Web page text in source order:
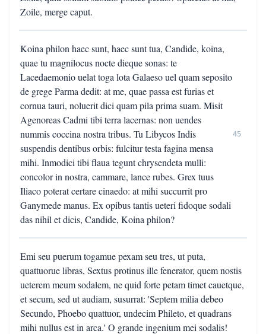
Zoile, merge caput.
Koina philon haec sunt, haec sunt tua, Candide, koina,
quae tu magnilocus nocte dieque sonas: te
Lacedaemonio uelat toga lota Galaeso uel quam seposito
de grege Parma dedit: at me, quae passa est furias et
cornua tauri, noluerit dici quam pila prima suam. Misit
Agenoreas Cadmi tibi terra lacernas: non uendes
nummis coccina nostra tribus. Tu Libycos Indis
suspendis dentibus orbis: fulcitur testa fagina mensa
mihi. Inmodici tibi flaua tegunt chrysendeta mulli:
concolor in nostra, cammare, lance rubes. Grex tuus
Iliaco poterat certare cinaedo: at mihi succurrit pro
Ganymede manus. Ex opibus tantis ueteri fidoque sodali
das nihil et dicis, Candide, Koina philon?
45
Emi seu puerum togamue pexam seu tres, ut puta,
quattuorue libras, Sextus protinus ille fenerator, quem nostis
ueterem meum sodalem, ne quid forte petam timet cauetque,
et secum, sed ut audiam, susurrat: 'Septem milia debeo
Secundo, Phoebo quattuor, undecim Phileto, et quadrans
mihi nullus est in arca.' O grande ingenium mei sodalis!